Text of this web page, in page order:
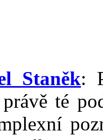
Staněk:
té